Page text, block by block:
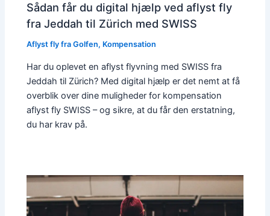
Sådan får du digital hjælp ved aflyst fly
fra Jeddah til Zürich med SWISS
Aflyst fly fra Golfen, Kompensation
Har du oplevet en aflyst flyvning med SWISS fra
Jeddah til Zürich? Med digital hjælp er det nemt at få
overblik over dine muligheder for kompensation
aflyst fly SWISS – og sikre, at du får den erstatning,
du har krav på.